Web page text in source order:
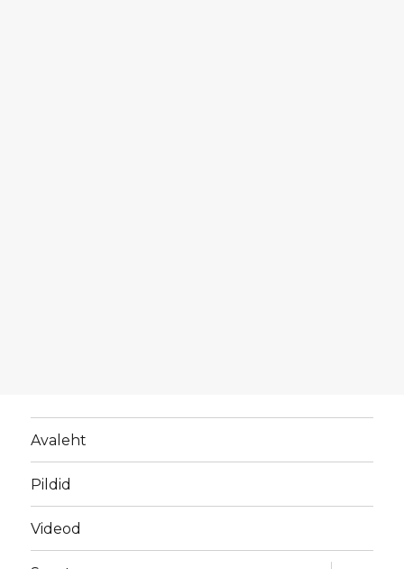
Avaleht
Pildid
Videod